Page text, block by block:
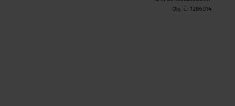
Obj. č.: 1286014